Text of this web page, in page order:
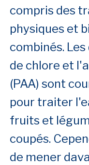
compris des
physiques et
combinés.
de chlore et
(PAA) sont
pour traiter
fruits et
coupés.
de mener